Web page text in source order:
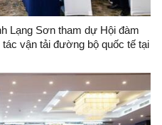
Lạng Sơn tham dự Hội đàm
vận tải đường bộ quốc tế tại